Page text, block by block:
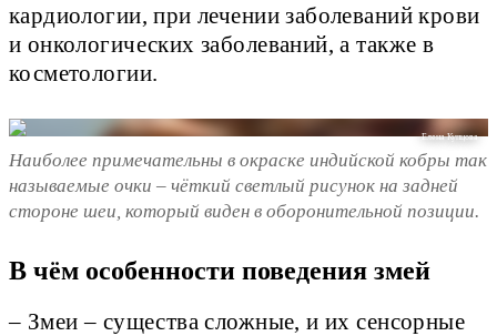
кардиологии, при лечении заболеваний крови
и онкологических заболеваний, а также в
косметологии.
Елена Купцова
Наиболее примечательны в окраске индийской кобры так
называемые очки – чёткий светлый рисунок на задней
стороне шеи, который виден в оборонительной позиции.
В чём особенности поведения змей
– Змеи – существа сложные, и их сенсорные